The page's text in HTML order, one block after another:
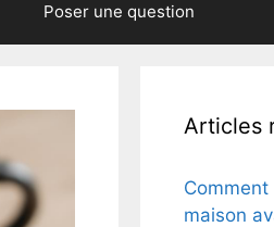
Poser une question
Articles
maison